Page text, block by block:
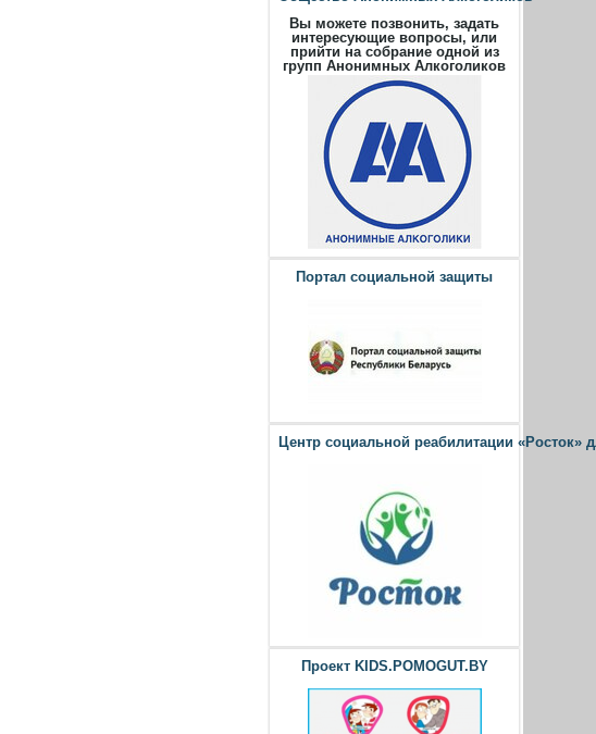
Вы можете позвонить, задать
интересующие вопросы, или
прийти на собрание одной из
групп Анонимных Алкоголиков
Портал социальной защиты
Центр социальной реабилитации
Проект KIDS.POMOGUT.BY